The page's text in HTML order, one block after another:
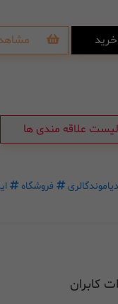
علاقه مندی ها
دیاموندگالری فروشگاه
کابران